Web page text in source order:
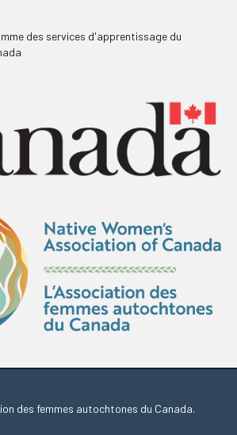
des services d'apprentissage du
des femmes autochtones du Canada.